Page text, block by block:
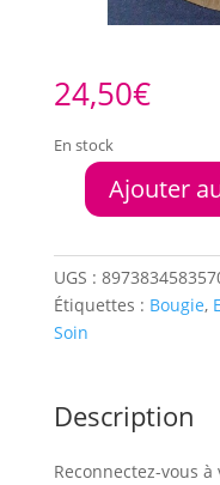
24,50€
En stock
quantité
Bougie
énergétique
parfumée
Guide
Ajouter
UGS :
Étiquettes : Bougie,
Soin
Description
Reconnectez-vous